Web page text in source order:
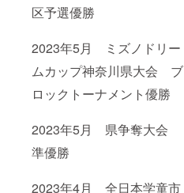
区予選優勝
2023年5月 ミズノドリー
ムカップ神奈川県大会 ブ
ロックトーナメント優勝
2023年5月 県争奪大会
準優勝
2023年4月 全日本学童市